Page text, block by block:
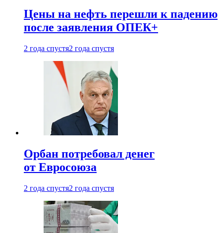
Цены на нефть перешли к падению
после заявления ОПЕК+
2 года спустя2 года спустя
Орбан потребовал денег
от Евросоюза
2 года спустя2 года спустя